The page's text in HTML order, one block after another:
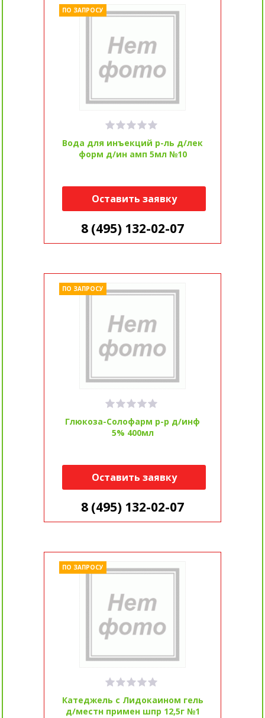
Вода для инъекций р-ль д/лек
форм д/ин амп 5мл №10
ПО ЗАПРОСУ
Оставить заявку
8 (495) 132-02-07
Глюкоза-Солофарм р-р д/инф
5% 400мл
ПО ЗАПРОСУ
Оставить заявку
8 (495) 132-02-07
Катеджель с Лидокаином гель
д/местн примен шпр 12,5г №1
ПО ЗАПРОСУ